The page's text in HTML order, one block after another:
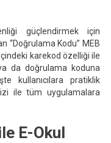
güçlendirmek için
“Doğrulama Kodu” MEB
karekod özelliği ile
da doğrulama koduna
kullanıcılara pratiklik
ile tüm uygulamalara
E-Okul